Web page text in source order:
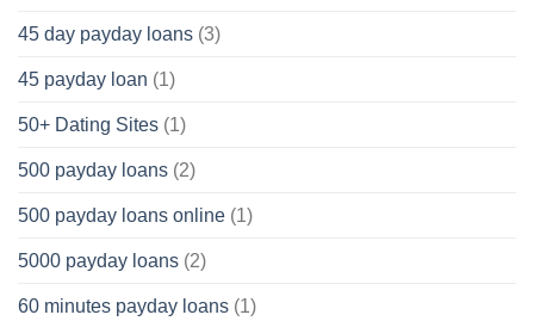
45 day payday loans (3)
45 payday loan (1)
50+ Dating Sites (1)
500 payday loans (2)
500 payday loans online (1)
5000 payday loans (2)
60 minutes payday loans (1)